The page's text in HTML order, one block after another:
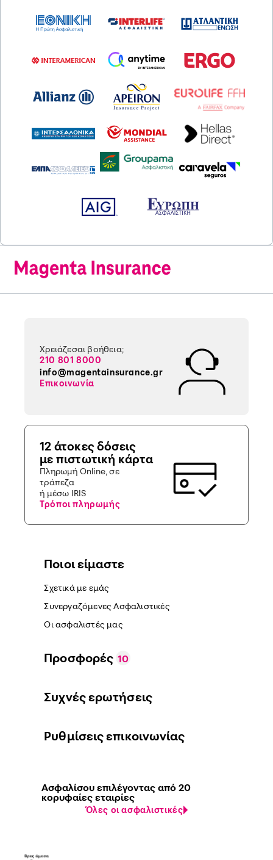
Ποιοι είμαστε
Σχετικά με εμάς
Συνεργαζόμενες Ασφαλιστικές
Οι ασφαλιστές μας
Προσφορές 10
Συχνές ερωτήσεις
Ρυθμίσεις επικοινωνίας
Ασφαλίσου επιλέγοντας από 20
κορυφαίες εταιρίες
Όλες οι ασφαλιστικές
Χρειάζεσαι βοήθεια;
210 801 8000
info@magentainsurance.gr
Επικοινωνία
12 άτοκες δόσεις
με πιστωτική κάρτα
Πληρωμή Online, σε
τράπεζα
ή μέσω IRIS
Τρόποι πληρωμής